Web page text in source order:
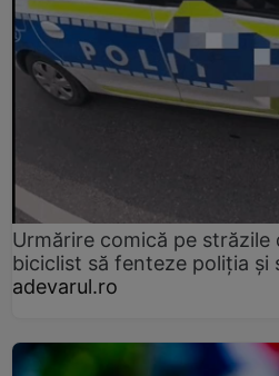
Urmărire comică pe străzile
biciclist să fenteze poliția și
adevarul.ro